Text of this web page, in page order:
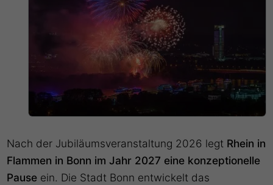
Nach der Jubiläumsveranstaltung 2026 legt Rhein in
Flammen in Bonn im Jahr 2027 eine konzeptionelle
Pause ein. Die Stadt Bonn entwickelt das